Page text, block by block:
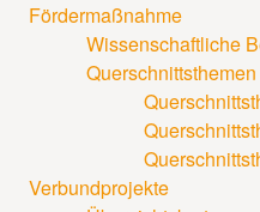
Fördermaßnahme
Wissenschaftliche
Querschnittsthemen
Verbundprojekte